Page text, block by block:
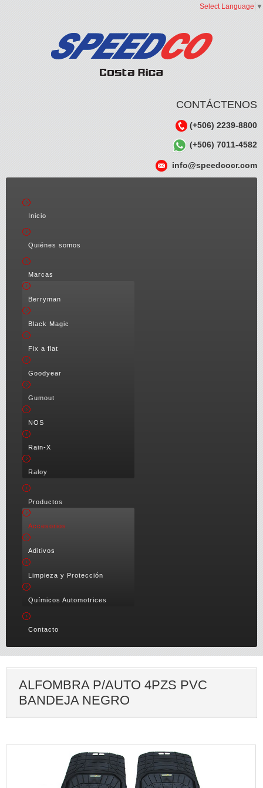
Select Language ▼
CONTÁCTENOS
(+506) 2239-8800
(+506) 7011-4582
info@speedcocr.com
Inicio
Quiénes somos
Marcas
Berryman
Black Magic
Fix a flat
Goodyear
Gumout
NOS
Rain-X
Raloy
Productos
Accesorios
Aditivos
Limpieza y Protección
Químicos Automotrices
Contacto
ALFOMBRA P/AUTO 4PZS PVC
BANDEJA NEGRO